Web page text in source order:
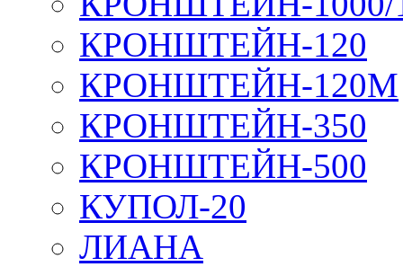
КРОНШТЕЙН-120
КРОНШТЕЙН-120М
КРОНШТЕЙН-350
КРОНШТЕЙН-500
КУПОЛ-20
ЛИАНА